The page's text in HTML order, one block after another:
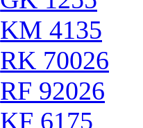
KM 4135
RK 70026
RF 92026
KF 6175